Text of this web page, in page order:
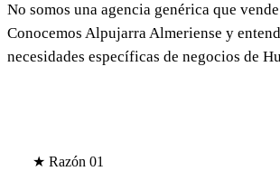
No somos una agencia genérica que
Conocemos Alpujarra Almeriense y
necesidades específicas de negocios de
★ Razón 01